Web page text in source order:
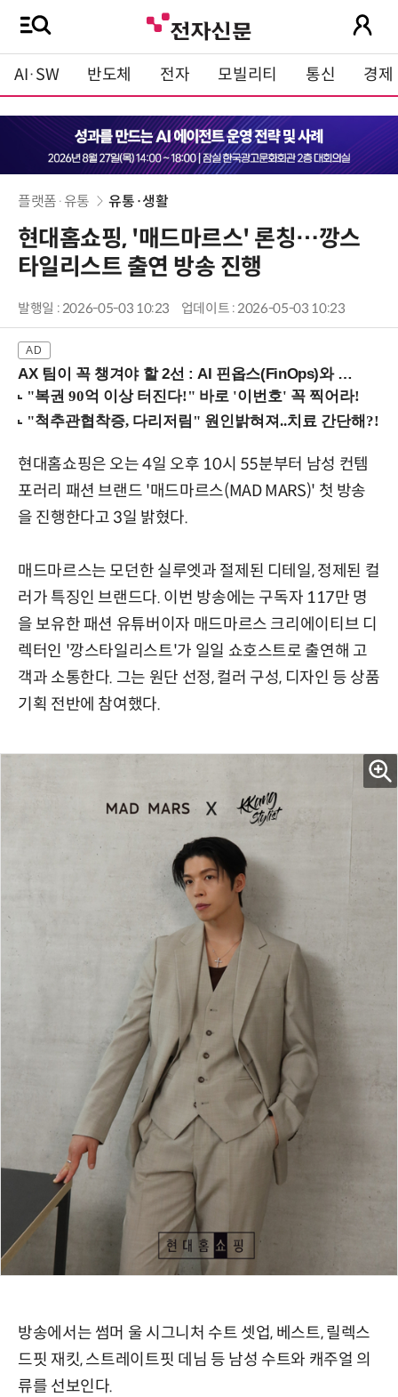
AI·SW 반도체 전자 모빌리티 통신 경제
플랫폼·유통 유통·생활
현대홈쇼핑, '매드마르스' 론칭…깡스
타일리스트 출연 방송 진행
발행일 : 2026-05-03 10:23 업데이트 : 2026-05-03 10:23
AX 팀이 꼭 챙겨야 할 2선 : AI 핀옵스(FinOps)와 토큰 거버넌스 (8/21 잠실역)
현대홈쇼핑은 오는 4일 오후 10시 55분부터 남성 컨템
포러리 패션 브랜드 '매드마르스(MAD MARS)' 첫 방송
을 진행한다고 3일 밝혔다.
매드마르스는 모던한 실루엣과 절제된 디테일, 정제된 컬
러가 특징인 브랜드다. 이번 방송에는 구독자 117만 명
을 보유한 패션 유튜버이자 매드마르스 크리에이티브 디
렉터인 '깡스타일리스트'가 일일 쇼호스트로 출연해 고
객과 소통한다. 그는 원단 선정, 컬러 구성, 디자인 등 상품
기획 전반에 참여했다.
방송에서는 썸머 울 시그니처 수트 셋업, 베스트, 릴렉스
드핏 재킷, 스트레이트핏 데님 등 남성 수트와 캐주얼 의
류를 선보인다.